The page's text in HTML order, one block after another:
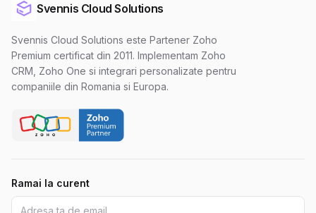
Svennis Cloud Solutions
Svennis Cloud Solutions este Partener Zoho
Premium certificat din 2011. Implementam Zoho
CRM, Zoho One si integrari personalizate pentru
companiile din Romania si Europa.
Ramai la curent